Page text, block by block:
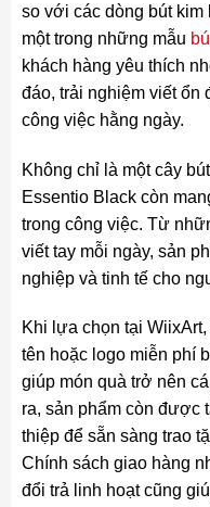
so với các dòng bút
một trong những mẫu
khách hàng yêu thích
đáo, trải nghiệm viết ổn
công việc hằng ngày.
Không chỉ là một cây
Essentio Black còn
trong công việc. Từ
viết tay mỗi ngày, sản
nghiệp và tinh tế cho
Khi lựa chọn tại
tên hoặc logo miễn phí
giúp món quà trở nên
ra, sản phẩm còn được
thiệp để sẵn sàng trao
Chính sách giao hàng
đổi trả linh hoạt cũng